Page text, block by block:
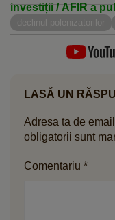
investiții / AFIR a
declinul polenizatorilor
LASĂ UN
Adresa ta de
obligatorii sunt
Comentariu *